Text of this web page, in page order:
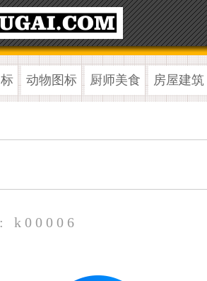
动物图标 厨师美食 房屋建筑
k00006